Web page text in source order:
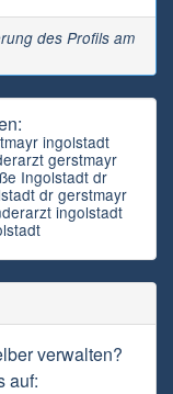
des Profils am
ingolstadt
gerstmayr
Ingolstadt dr
dr gerstmayr
ingolstadt
verwalten?
auf: